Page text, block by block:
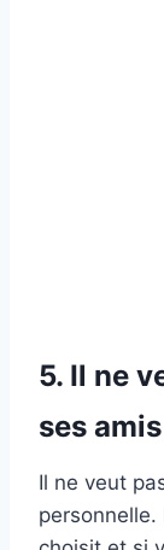
5. Il ne
ses amis
Il ne veut
personnelle.